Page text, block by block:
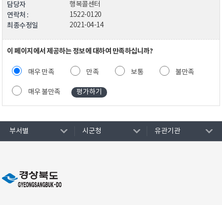
담당자 행복콜센터
연락처 : 1522-0120
최종수정일 2021-04-14
이 페이지에서 제공하는 정보에 대하여 만족하십니까?
매우 만족 만족 보통 불만족
매우 불만족
부서별 시군청 유관기관